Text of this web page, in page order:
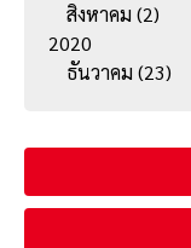
สิงหาคม (2)
2020
ธันวาคม (23)